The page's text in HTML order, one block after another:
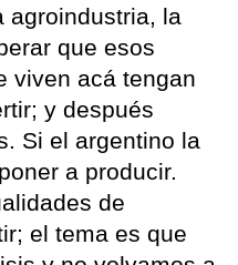
agroindustria, la
que esos
viven acá tengan
y después
Si el argentino la
a producir.
de
el tema es que